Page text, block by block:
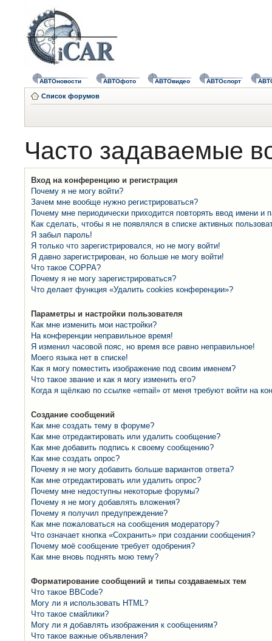
АВТОновости АВТОфото АВТОвидео АВТОспорт
Список форумов
Часто задаваемые
Вход на конференцию и регистрация
Почему я не могу войти?
Зачем мне вообще нужно регистрироваться?
Почему мне периодически приходится повторять ввод имени и
Как сделать, чтобы я не появлялся в списке активных
Я забыл пароль!
Я только что зарегистрировался, но не могу войти!
Я давно зарегистрирован, но больше не могу войти!
Что такое COPPA?
Почему я не могу зарегистрироваться?
Что делает функция «Удалить cookies конференции»?
Параметры и настройки пользователя
Как мне изменить мои настройки?
На конференции неправильное время!
Я изменил часовой пояс, но время все равно неправильное!
Моего языка нет в списке!
Как я могу поместить изображение под своим именем?
Что такое звание и как я могу изменить его?
Когда я щёлкаю по ссылке «email» от меня требуют войти на
Создание сообщений
Как мне создать тему в форуме?
Как мне отредактировать или удалить сообщение?
Как мне добавить подпись к своему сообщению?
Как мне создать опрос?
Почему я не могу добавить больше вариантов ответа?
Как мне отредактировать или удалить опрос?
Почему мне недоступны некоторые форумы?
Почему я не могу добавлять вложения?
Почему я получил предупреждение?
Как мне пожаловаться на сообщения модератору?
Что означает кнопка «Сохранить» при создании сообщения?
Почему моё сообщение требует одобрения?
Как мне вновь поднять мою тему?
Форматирование сообщений и типы создаваемых тем
Что такое BBCode?
Могу ли я использовать HTML?
Что такое смайлики?
Могу ли я добавлять изображения к сообщениям?
Что такое важные объявления?